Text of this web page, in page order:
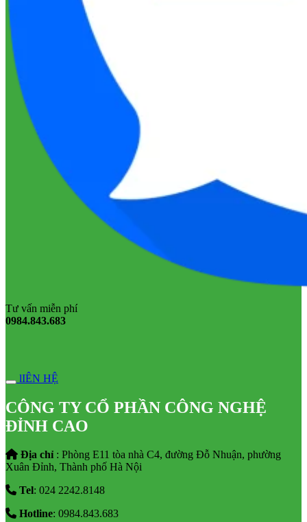
Tư vấn miễn phí
0984.843.683
lIÊN HỆ
CÔNG TY CỔ PHẦN CÔNG NGHỆ
ĐỈNH CAO
Địa chỉ : Phòng E11 tòa nhà C4, đường Đỗ Nhuận, phường
Xuân Đỉnh, Thành phố Hà Nội
Tel: 024 2242.8148
Hotline: 0984.843.683